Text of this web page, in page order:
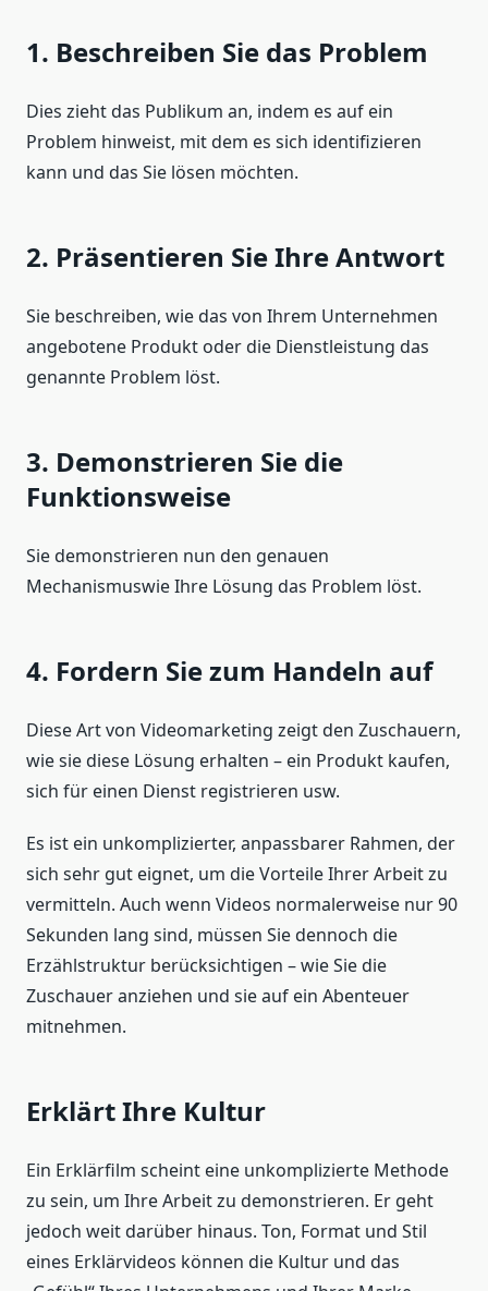
1. Beschreiben Sie das Problem
Dies zieht das Publikum an, indem es auf ein
Problem hinweist, mit dem es sich identifizieren
kann und das Sie lösen möchten.
2. Präsentieren Sie Ihre Antwort
Sie beschreiben, wie das von Ihrem Unternehmen
angebotene Produkt oder die Dienstleistung das
genannte Problem löst.
3. Demonstrieren Sie die
Funktionsweise
Sie demonstrieren nun den genauen
Mechanismuswie Ihre Lösung das Problem löst.
4. Fordern Sie zum Handeln auf
Diese Art von Videomarketing zeigt den Zuschauern,
wie sie diese Lösung erhalten – ein Produkt kaufen,
sich für einen Dienst registrieren usw.
Es ist ein unkomplizierter, anpassbarer Rahmen, der
sich sehr gut eignet, um die Vorteile Ihrer Arbeit zu
vermitteln. Auch wenn Videos normalerweise nur 90
Sekunden lang sind, müssen Sie dennoch die
Erzählstruktur berücksichtigen – wie Sie die
Zuschauer anziehen und sie auf ein Abenteuer
mitnehmen.
Erklärt Ihre Kultur
Ein Erklärfilm scheint eine unkomplizierte Methode
zu sein, um Ihre Arbeit zu demonstrieren. Er geht
jedoch weit darüber hinaus. Ton, Format und Stil
eines Erklärvideos können die Kultur und das